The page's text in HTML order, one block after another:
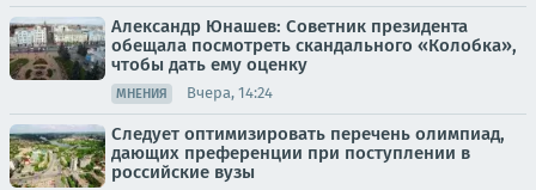
Александр Юнашев: Советник президента
обещала посмотреть скандального «Колобка»,
чтобы дать ему оценку
МНЕНИЯ Вчера, 14:24
Следует оптимизировать перечень олимпиад,
дающих преференции при поступлении в
российские вузы